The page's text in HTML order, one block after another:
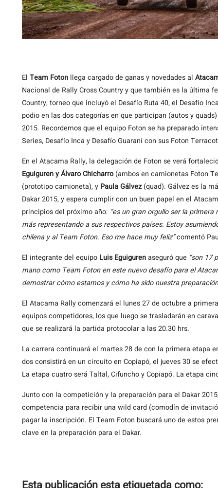
El Team Foton llega cargado de ganas y novedades al
Nacional de Rally Cross Country y que también es la última
Country, torneo que incluyó el Desafío Ruta 40, el Desafío
podio en las dos categorías en que participan (autos y
2015. Recordemos que el equipo Foton se ha preparado
Series, Desafío Inca y Desafío Guaraní con sus Foton
En el Atacama Rally, la delegación de Foton se verá
Eguiguren y Álvaro Chicharro(ambos en camionetas Foton
(prototipo camioneta), y Paula Gálvez(quad). Gálvez es la
Dakar 2015, y espera cumplir con un buen papel en el
principios del próximo año: “es un gran orgullo ser la
más representando a sus respectivos países. Estoy
chilena y al Team Foton. Eso me hace muy feliz”comentó
El integrante del equipo Luis Eguigurenaseguró que “son 17
mano como Team Foton en este nuevo desafío para el
demostrar cómo estamos y cómo ha sido nuestra
El Atacama Rally comenzará el lunes 27 de octubre a
equipos competidores, los que luego se trasladarán en
que se realizará la partida protocolar a las 20.30 hrs.
La carrera continuará el martes 28 de con la primera etapa
dos consistirá en un circuito en Copiapó, el jueves 30 se
La etapa cuatro será Taltal, Cifuncho y Copiapó. La etapa
Junto con la competición y la preparación para el Dakar
competencia para recibir una wild card (comodín de
pagar la inscripción. El Team Foton buscará uno de estos
clave en la preparación para el Dakar.